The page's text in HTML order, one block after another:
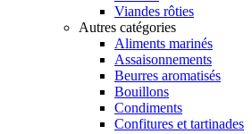
Viandes rôties
Autres catégories
Aliments marinés
Assaisonnements
Beurres aromatisés
Bouillons
Condiments
Confitures et tartinades